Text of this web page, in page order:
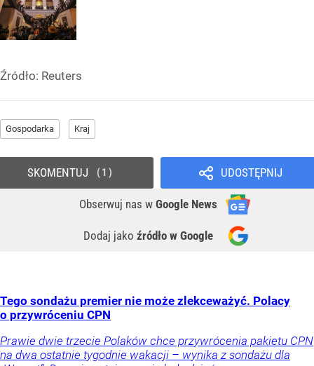
Źródło: Reuters
Gospodarka Kraj
UDOSTĘPNIJ
Obserwuj nas w Google News
Dodaj jako źródło w Google
SKOMENTUJ 1
Tego sondażu premier nie może zlekceważyć. Polacy
o przywróceniu CPN
Prawie dwie trzecie Polaków chce przywrócenia pakietu CPN
na dwa ostatnie tygodnie wakacji – wynika z sondażu dla